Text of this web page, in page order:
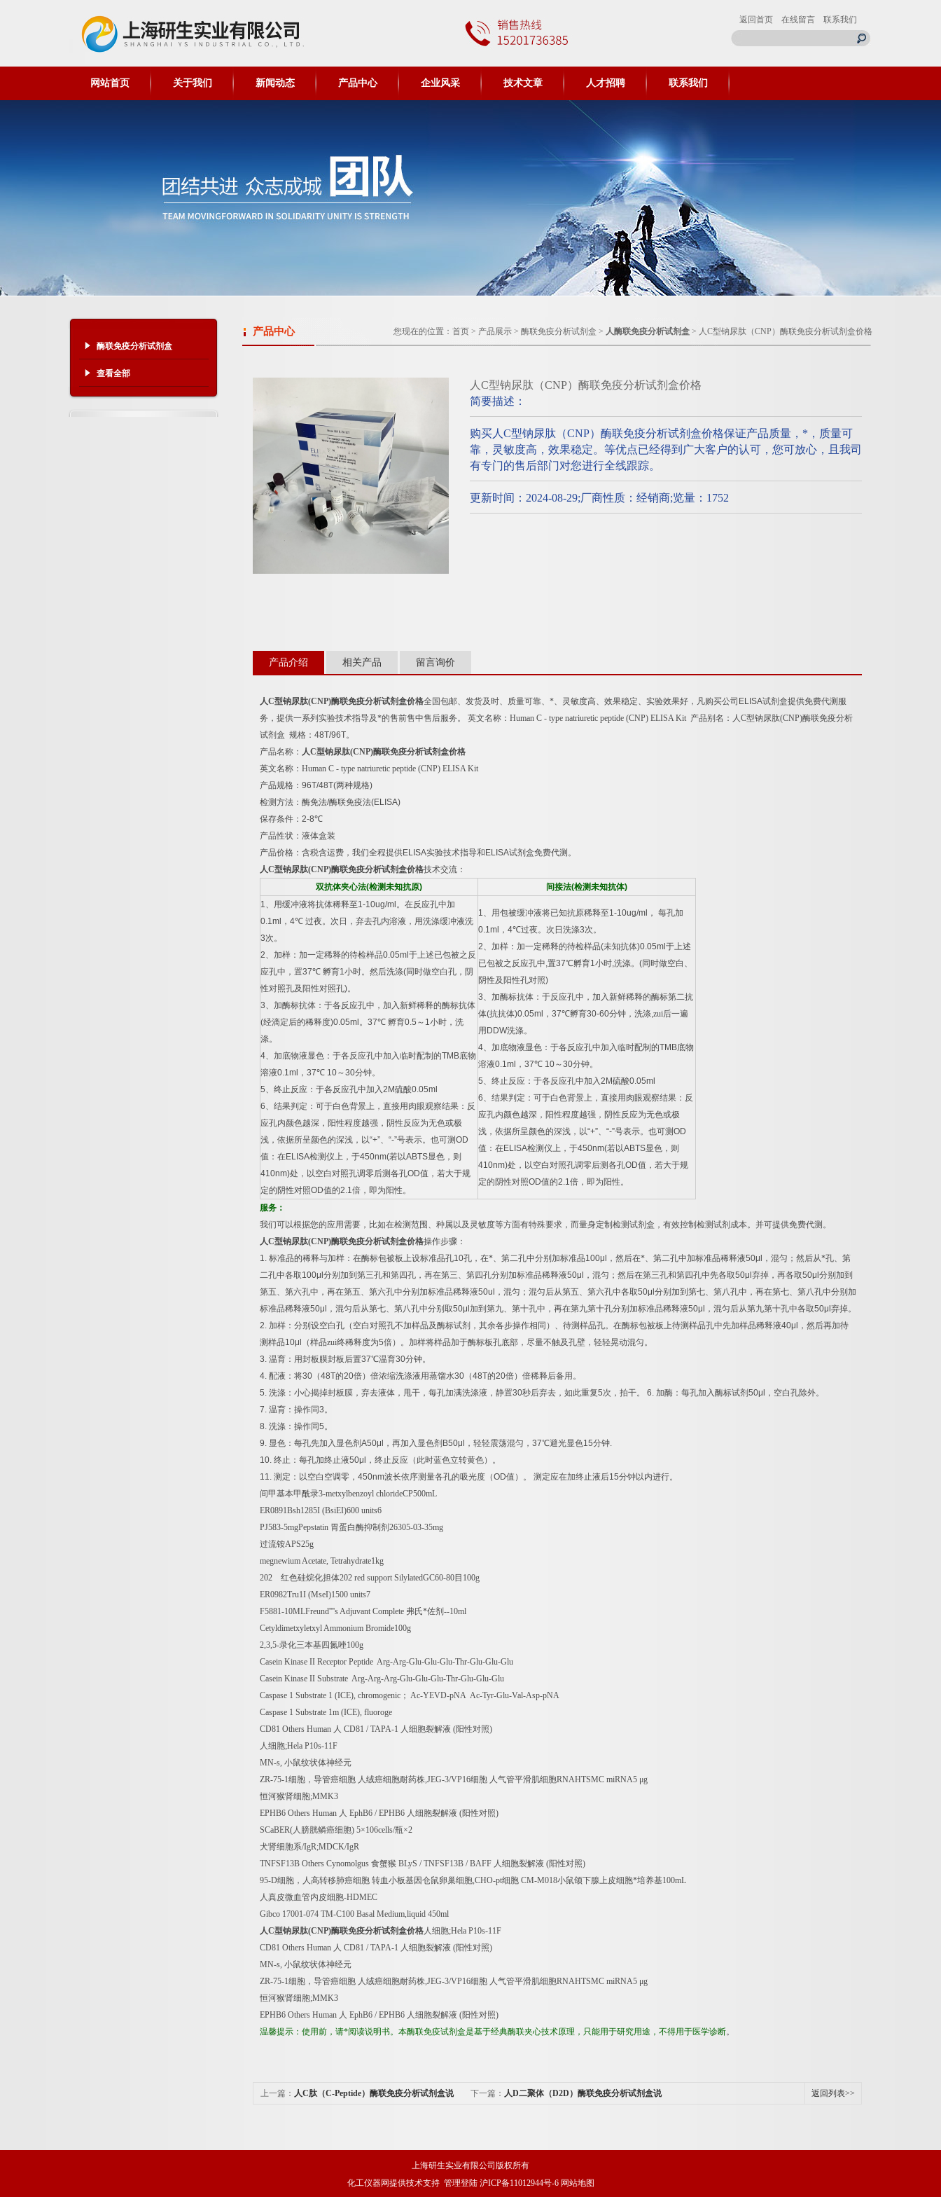
返回首页 在线留言 联系我们
网站首页 关于我们 新闻动态 产品中心 企业风采 技术文章 人才招聘 联系我们
酶联免疫分析试剂盒
查看全部
产品中心 您现在的位置： 首页 > 产品展示 > 酶联免疫分析试剂盒 > 人酶联免疫分析试剂盒 > 人C型钠尿肽（CNP）酶联免疫分析试剂盒价格
人C型钠尿肽（CNP）酶联免疫分析试剂盒价格
简要描述：
购买人C型钠尿肽（CNP）酶联免疫分析试剂盒价格保证产品质量，*，质量可
靠，灵敏度高，效果稳定。等优点已经得到广大客户的认可，您可放心，且我司
有专门的售后部门对您进行全线跟踪。
更新时间：2024-08-29;厂商性质：经销商;览量：1752
产品介绍 相关产品 留言询价
人C型钠尿肽(CNP)酶联免疫分析试剂盒价格全国包邮、发货及时、质量可靠、*、灵敏度高、效果稳定、实验效果好，凡购买公司 ELISA试剂盒提供免费代测服
务，提供一系列实验技术指导及*的售前售中售后服务。
英文名称： Human C - type natriuretic peptide (CNP) ELISA Kit 产品别名： 人C型钠尿肽(CNP)酶联免疫分析
试剂盒 规格： 48T/96T。
产品名称： 人C型钠尿肽(CNP)酶联免疫分析试剂盒价格
英文名称： Human C - type natriuretic peptide (CNP) ELISA Kit
产品规格： 96T/48T(两种规格)
检测方法：酶免法/酶联免疫法(ELISA)
保存条件： 2-8℃
产品性状：液体盒装
产品价格：含税含运费，我们全程提供ELISA实验技术指导和 ELISA试剂盒免费代测。
人C型钠尿肽(CNP)酶联免疫分析试剂盒价格技术交流：
双抗体夹心法(检测未知抗原) 间接法(检测未知抗体)
1、用缓冲液将抗体稀释至1-10ug/ml 。在反应孔中加
0.1ml ， 4℃ 过夜。次日，弃去孔内溶液，用洗涤缓冲液洗
3次。
2、加样：加一定稀释的待检样品0.05ml 于上述已包被之反
应孔中，置37℃ 孵育1小时。然后洗涤(同时做空白孔，阴
性对照孔及阳性对照孔)。
3、加酶标抗体：于各反应孔中，加入新鲜稀释的酶标抗体
(经滴定后的稀释度)0.05ml 。 37℃ 孵育0.5 ～ 1小时，洗
涤。
4、加底物液显色：于各反应孔中加入临时配制的TMB底物
溶液0.1ml ， 37℃ 10～30分钟。
5、终止反应：于各反应孔中加入2M硫酸0.05ml
6、结果判定：可于白色背景上，直接用肉眼观察结果：反
应孔内颜色越深，阳性程度越强，阴性反应为无色或极
浅，依据所呈颜色的深浅，以“+”、 “-”号表示。也可测OD
值：在ELISA检测仪上，于450nm(若以ABTS显色，则
410nm)处，以空白对照孔调零后测各孔OD值，若大于规
定的阴性对照OD值的2.1倍，即为阳性。
1、用包被缓冲液将已知抗原稀释至1-10ug/ml ， 每孔加
0.1ml ， 4℃过夜。次日洗涤3次。
2、加样：加一定稀释的待检样品(未知抗体)0.05ml 于上述
已包被之反应孔中,置37℃孵育1小时,洗涤。 (同时做空白、
阴性及阳性孔对照)
3、加酶标抗体：于反应孔中，加入新鲜稀释的酶标第二抗
体(抗抗体)0.05ml ， 37℃孵育30-60分钟，洗涤,zui后一遍
用 DDW洗涤。
4、加底物液显色：于各反应孔中加入临时配制的TMB底物
溶液0.1ml ， 37℃ 10～30分钟。
5、终止反应：于各反应孔中加入2M硫酸0.05ml
6、结果判定：可于白色背景上，直接用肉眼观察结果：反
应孔内颜色越深，阳性程度越强，阴性反应为无色或极
浅，依据所呈颜色的深浅，以“+”、 “-”号表示。也可测OD
值：在ELISA检测仪上，于450nm(若以ABTS显色，则
410nm)处，以空白对照孔调零后测各孔OD值，若大于规
定的阴性对照OD值的2.1倍，即为阳性。
服务：
我们可以根据您的应用需要，比如在检测范围、种属以及灵敏度等方面有特殊要求，而量身定制检测试剂盒，有效控制检测试剂成本。并可提供免费代测。
人C型钠尿肽(CNP)酶联免疫分析试剂盒价格操作步骤：
1. 标准品的稀释与加样：在酶标包被板上设标准品孔10孔，在*、第二孔中分别加标准品100μl ，然后在*、第二孔中加标准品稀释液50μl
，混匀；然后从*孔、第
二孔中各取100μl 分别加到第三孔和第四孔，再在第三、第四孔分别加标准品稀释液50μl ，混匀；然后在第三孔和第四孔中先各取50μl 弃掉，再各取50μl 分别加到
第五、第六孔中，再在第五、第六孔中分别加标准品稀释液50ul ，混匀；混匀后从第五、第六孔中各取50μl 分别加到第七、第八孔中，再在第七、第八孔中分别加
标准品稀释液50μl ，混匀后从第七、第八孔中分别取50μl 加到第九、第十孔中，再在第九第十孔分别加标准品稀释液50μl ，混匀后从第九第十孔中各取50μl 弃掉。
2. 加样：分别设空白孔（空白对照孔不加样品及酶标试剂，其余各步操作相同）、待测样品孔。在酶标包被板上待测样品孔中先加样品稀释液40μl
，然后再加待
测样品10μl （样品zui终稀释度为5倍）。加样将样品加于酶标板孔底部，尽量不触及孔壁，轻轻晃动混匀。
3. 温育：用封板膜封板后置37℃温育30分钟。
4. 配液：将30 （48T的20倍）倍浓缩洗涤液用蒸馏水30 （48T的20倍）倍稀释后备用。
5. 洗涤：小心揭掉封板膜，弃去液体，甩干，每孔加满洗涤液，静置30秒后弃去，如此重复5次，拍干。 6. 加酶：每孔加入酶标试剂 50μl
，空白孔除外。
7. 温育：操作同3。
8. 洗涤：操作同5。
9. 显色：每孔先加入显色剂 A50μl ，再加入显色剂 B50μl ，轻轻震荡混匀， 37℃避光显色15分钟.
10. 终止：每孔加终止液50μl
，终止反应（此时蓝色立转黄色）。
11. 测定：以空白空调零， 450nm波长依序测量各孔的吸光度（OD值）。 测定应在加终止液后15分钟以内进行。
间甲基本甲酰录3-metxylbenzoyl chlorideCP500mL
ER0891Bsh1285I (BsiEI)600 units6
PJ583-5mgPepstatin 胃蛋白酶抑制剂 26305-03-35mg
过流铵APS25g
megnewium Acetate, Tetrahydrate1kg
202 红色硅烷化担体202 red support SilylatedGC60-80目 100g
ER0982Tru1I (MseI)1500 units7
F5881-10MLFreund''''s Adjuvant Complete 弗氏*佐剂 --10ml
Cetyldimetxyletxyl Ammonium Bromide100g
2,3,5-录化三本基四氮唑100g
Casein Kinase II Receptor Peptide Arg-Arg-Glu-Glu-Glu-Thr-Glu-Glu-Glu
Casein Kinase II Substrate Arg-Arg-Arg-Glu-Glu-Glu-Thr-Glu-Glu-Glu
Caspase 1 Substrate 1 (ICE), chromogenic ； Ac-YEVD-pNA Ac-Tyr-Glu-Val-Asp-pNA
Caspase 1 Substrate 1m (ICE), fluoroge
CD81 Others Human 人 CD81 / TAPA-1 人细胞裂解液 (阳性对照)
人细胞;Hela P10s-11F
MN-s, 小鼠纹状体神经元
ZR-75-1细胞，导管癌细胞 人绒癌细胞耐药株,JEG-3/VP16细胞 人气管平滑肌细胞RNAHTSMC miRNA5 μg
恒河猴肾细胞;MMK3
EPHB6 Others Human 人 EphB6 / EPHB6 人细胞裂解液 (阳性对照)
SCaBER(人膀胱鳞癌细胞) 5×106cells/瓶×2
犬肾细胞系/IgR;MDCK/IgR
TNFSF13B Others Cynomolgus 食蟹猴 BLyS / TNFSF13B / BAFF 人细胞裂解液 (阳性对照)
95-D细胞，人高转移肺癌细胞 转血小板基因仓鼠卵巢细胞,CHO-pt细胞 CM-M018小鼠颌下腺上皮细胞*培养基100mL
人真皮微血管内皮细胞-HDMEC
Gibco 17001-074 TM-C100 Basal Medium,liquid 450ml
人C型钠尿肽(CNP)酶联免疫分析试剂盒价格人细胞;Hela P10s-11F
CD81 Others Human 人 CD81 / TAPA-1 人细胞裂解液 (阳性对照)
MN-s, 小鼠纹状体神经元
ZR-75-1细胞，导管癌细胞 人绒癌细胞耐药株,JEG-3/VP16细胞 人气管平滑肌细胞RNAHTSMC miRNA5 μg
恒河猴肾细胞;MMK3
EPHB6 Others Human 人 EphB6 / EPHB6 人细胞裂解液 (阳性对照)
温馨提示：使用前，请*阅读说明书。本酶联免疫试剂盒是基于经典酶联夹心技术原理，只能用于研究用途，不得用于医学诊断。
上一篇： 人C肽（C-Peptide）酶联免疫分析试剂盒说 下一篇： 人D二聚体（D2D）酶联免疫分析试剂盒说 返回列表>>
上海研生实业有限公司版权所有
化工仪器网提供技术支持 管理登陆 沪ICP备11012944号-6 网站地图